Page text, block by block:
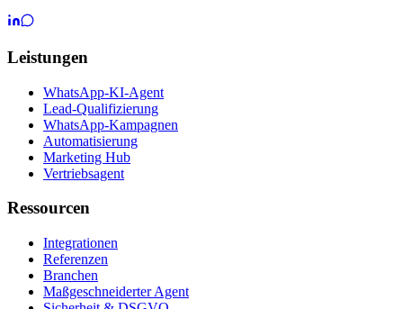
Leistungen
WhatsApp-KI-Agent
Lead-Qualifizierung
WhatsApp-Kampagnen
Automatisierung
Marketing Hub
Vertriebsagent
Ressourcen
Integrationen
Referenzen
Branchen
Maßgeschneiderter Agent